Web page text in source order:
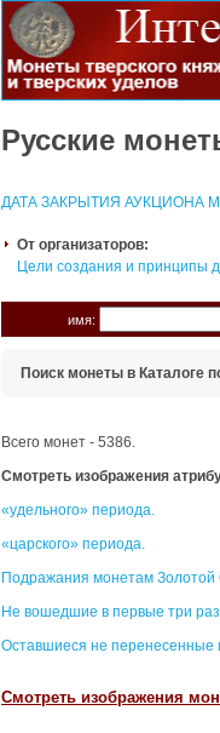
Русские
ДАТА ЗАКРЫТИЯ АУКЦИОНА
От организаторов:
Цели создания и принципы
имя:
Поиск монеты в Каталоге
Всего монет - 5386.
Смотреть изображения
«удельного» периода.
«царского» периода.
Подражания монетам
Не вошедшие в первые три
Оставшиеся не перенесенные
Смотреть изображения